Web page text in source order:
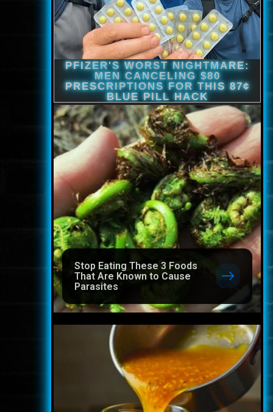
Stop Eating These 3 Foods
That Are Known to Cause
Parasites